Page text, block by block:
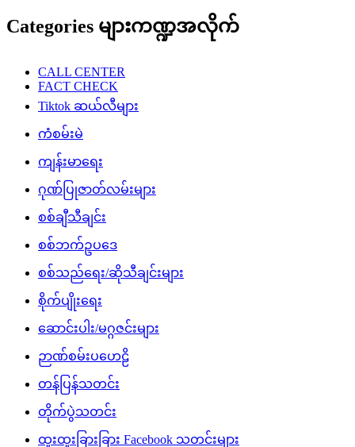
Categories များကဏ္ဍအလိုက်
CALL CENTER
FACT CHECK
Tiktok ဆယ်လီများ
ကံစမ်းမဲ
ကျန်းမာရေး
ဂုဏ်ပြုဇာတ်လမ်းများ
စစ်ချီသီချင်း
စစ်ဘက်ဥပဒေ
စစ်သည်ရေး/ဆိုသီချင်းများ
စိုက်ပျိုးရေး
ဆောင်းပါး/မဂ္ဂဇင်းများ
ဉာဏ်စမ်းပဟေဠိ
တန်ပြန်သတင်း
တိုက်ပွဲသတင်း
ထူးထူးခြားခြား Facebook သတင်းများ